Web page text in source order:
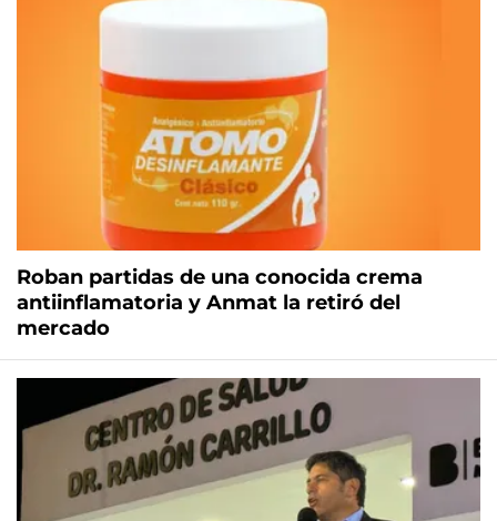
Roban partidas de una conocida crema
antiinflamatoria y Anmat la retiró del
mercado